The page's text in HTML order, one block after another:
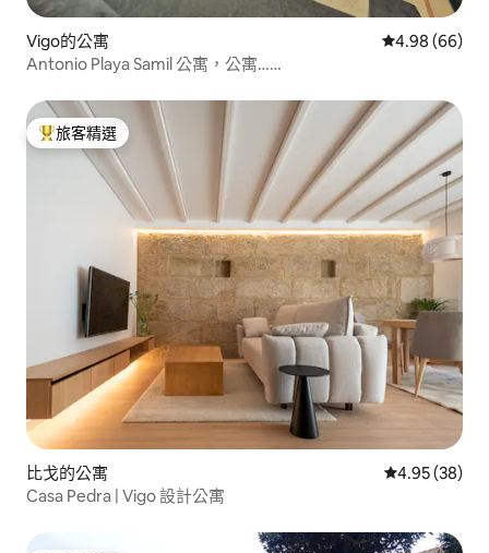
Vigo的公寓 從 66 則評價
4.98 (66)
Antonio Playa Samil 公寓，公寓……
旅客精選榜首
旅客精選
比戈的公寓 從 38 則評價
4.95 (38)
Casa Pedra | Vigo 設計公寓